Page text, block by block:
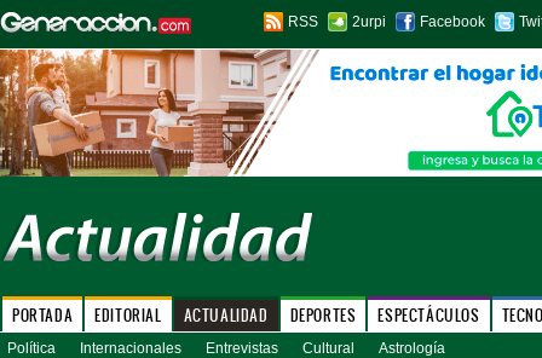
RSS 2urpi Facebook
PORTADA EDITORIAL ACTUALIDAD DEPORTES ESPECTÁCULOS
Política Internacionales Entrevistas Cultural Astrología